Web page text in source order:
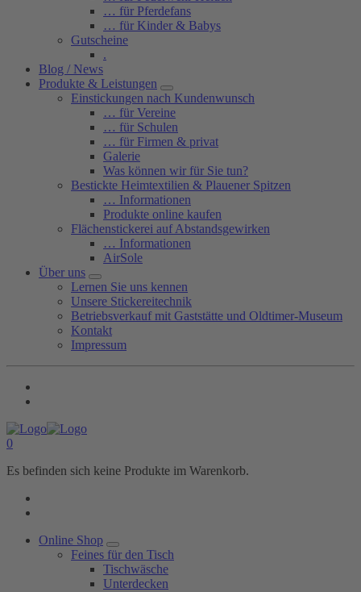
… für Pferdefans
… für Kinder & Babys
Gutscheine
.
Blog / News
Produkte & Leistungen
Einstickungen nach Kundenwunsch
… für Vereine
… für Schulen
… für Firmen & privat
Galerie
Was können wir für Sie tun?
Bestickte Heimtextilien & Plauener Spitzen
… Informationen
Produkte online kaufen
Flächenstickerei auf Abstandsgewirken
… Informationen
AirSole
Über uns
Lernen Sie uns kennen
Unsere Stickereitechnik
Betriebsverkauf mit Gaststätte und Oldtimer-Museum
Kontakt
Impressum
0
Es befinden sich keine Produkte im Warenkorb.
Online Shop
Feines für den Tisch
Tischwäsche
Unterdecken